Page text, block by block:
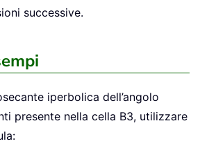
successive.
iperbolica dell’angolo
presente nella cella B3, utilizzare